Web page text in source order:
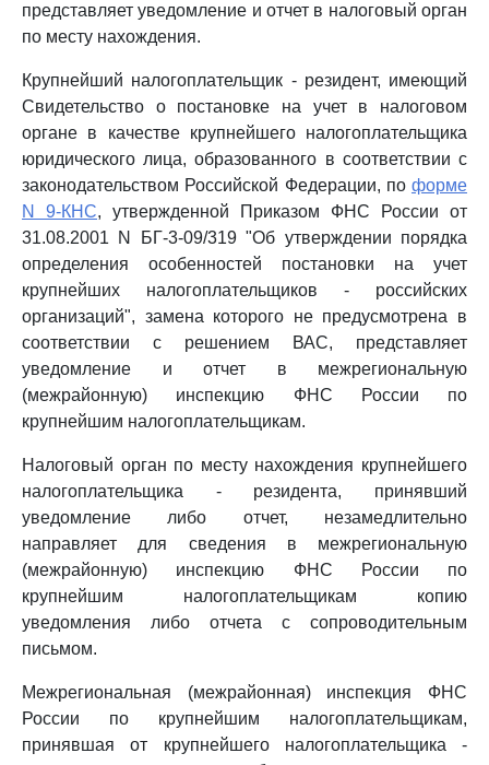
представляет уведомление и отчет в налоговый орган
по месту нахождения.
Крупнейший налогоплательщик - резидент, имеющий
Свидетельство о постановке на учет в налоговом
органе в качестве крупнейшего налогоплательщика
юридического лица, образованного в соответствии с
законодательством Российской Федерации, по форме
N 9-КНС, утвержденной Приказом ФНС России от
31.08.2001 N БГ-3-09/319 "Об утверждении порядка
определения особенностей постановки на учет
крупнейших налогоплательщиков - российских
организаций", замена которого не предусмотрена в
соответствии с решением ВАС, представляет
уведомление и отчет в межрегиональную
(межрайонную) инспекцию ФНС России по
крупнейшим налогоплательщикам.
Налоговый орган по месту нахождения крупнейшего
налогоплательщика - резидента, принявший
уведомление либо отчет, незамедлительно
направляет для сведения в межрегиональную
(межрайонную) инспекцию ФНС России по
крупнейшим налогоплательщикам копию
уведомления либо отчета с сопроводительным
письмом.
Межрегиональная (межрайонная) инспекция ФНС
России по крупнейшим налогоплательщикам,
принявшая от крупнейшего налогоплательщика -